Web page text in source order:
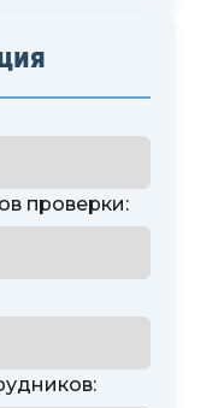
проверки: